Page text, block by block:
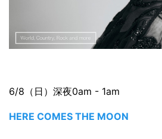
6/8（日）深夜0am - 1am
HERE COMES THE MOON